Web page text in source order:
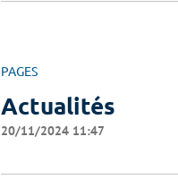
PAGES
Actualités
20/11/2024 11:47